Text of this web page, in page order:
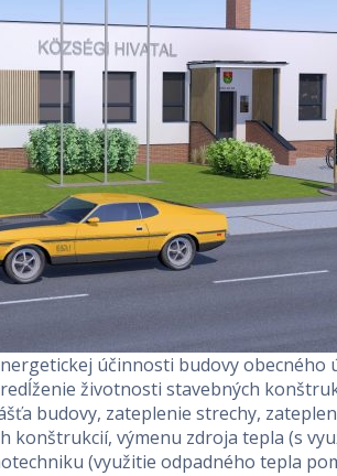
účinnosti budovy obecného
životnosti stavebných
budovy, zateplenie strechy,
konštrukcií, výmenu zdroja tepla (s
(využitie odpadného tepla